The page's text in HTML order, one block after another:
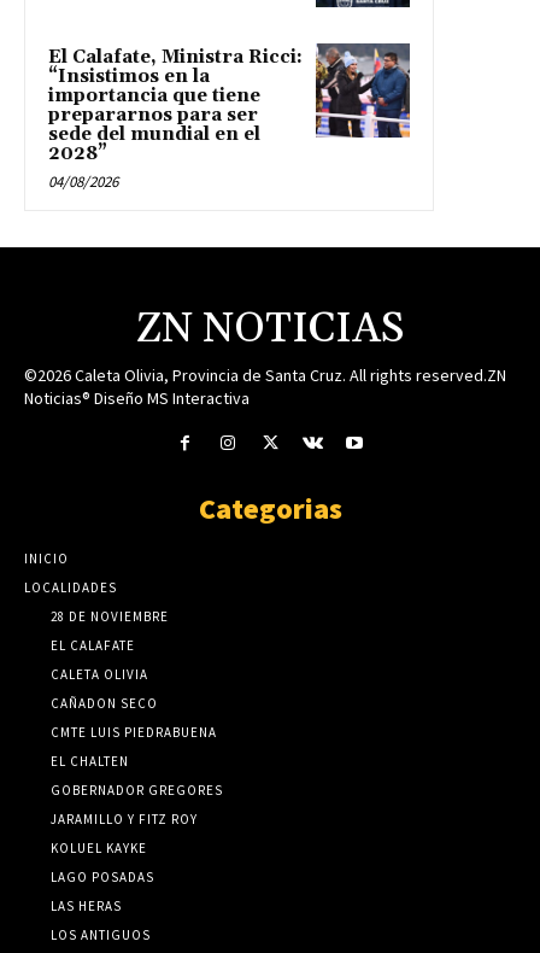
El Calafate, Ministra Ricci:
“Insistimos en la
importancia que tiene
prepararnos para ser
sede del mundial en el
2028”
04/08/2026
ZN NOTICIAS
©2026 Caleta Olivia, Provincia de Santa Cruz. All rights reserved.ZN
Noticias® Diseño MS Interactiva
Categorias
INICIO
LOCALIDADES
28 DE NOVIEMBRE
EL CALAFATE
CALETA OLIVIA
CAÑADON SECO
CMTE LUIS PIEDRABUENA
EL CHALTEN
GOBERNADOR GREGORES
JARAMILLO Y FITZ ROY
KOLUEL KAYKE
LAGO POSADAS
LAS HERAS
LOS ANTIGUOS